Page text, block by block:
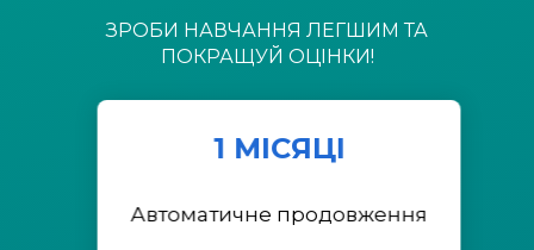
ЗРОБИ НАВЧАННЯ ЛЕГШИМ ТА
ПОКРАЩУЙ ОЦІНКИ!
1 МІСЯЦІ
Автоматичне продовження